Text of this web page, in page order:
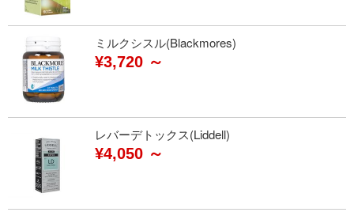
ミルクシスル(Blackmores)
¥3,720 ～
レバーデトックス(Liddell)
¥4,050 ～